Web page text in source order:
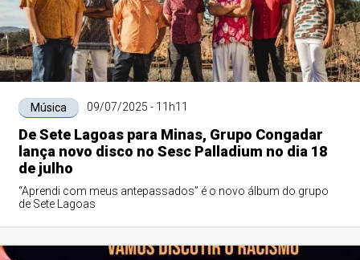
Música 09/07/2025 - 11h11
De Sete Lagoas para Minas, Grupo Congadar
lança novo disco no Sesc Palladium no dia 18
de julho
“Aprendi com meus antepassados” é o novo álbum do grupo
de Sete Lagoas